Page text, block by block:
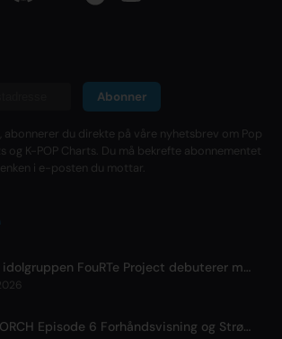
Abonner
abonnerer du direkte på våre nyhetsbrev om Pop
og K-POP Charts. Du må bekrefte abonnementet
i e-posten du mottar.
Virtualle idolgruppen FouRTe Project debuterer med albumet 'ALL IN' produsert av m-flos ☆Taku Takahashi
BLACK TORCH Episode 6 Forhåndsvisning og Strømmedetaljer